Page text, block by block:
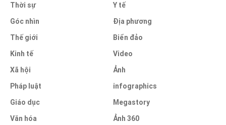
Thời sự
Góc nhìn
Thế giới
Kinh tế
Xã hội
Pháp luật
Giáo dục
Văn hóa
Y tế
Địa phương
Biển đảo
Video
Ảnh
infographics
Megastory
Ảnh 360